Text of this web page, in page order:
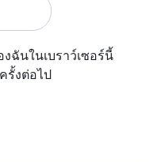
ฉันในเบราว์เซอร์นี้
รั้งต่อไป